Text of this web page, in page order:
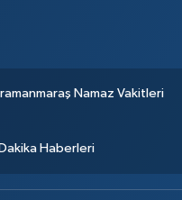
Namaz Vakitleri
Haberleri